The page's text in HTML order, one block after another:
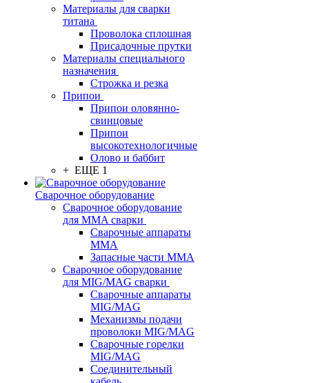
Материалы для сварки
титана
Проволока сплошная
Присадочные прутки
Материалы специального
назначения
Строжка и резка
Припои
Припои оловянно-
свинцовые
Припои
высокотехнологичные
Олово и баббит
+ ЕЩЕ 1
Сварочное оборудование
Сварочное оборудование
для MMA сварки
Сварочные аппараты
MMA
Запасные части MMA
Сварочное оборудование
для MIG/MAG сварки
Сварочные аппараты
MIG/MAG
Механизмы подачи
проволоки MIG/MAG
Сварочные горелки
MIG/MAG
Соединительный